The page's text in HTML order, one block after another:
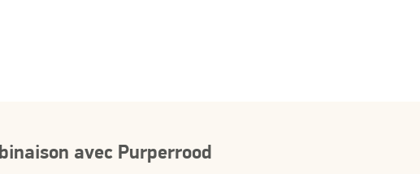
avec Purperrood